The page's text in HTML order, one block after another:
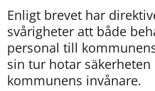
Enligt brevet har
svårigheter att både
personal till
sin tur hotar
kommunens invånare.